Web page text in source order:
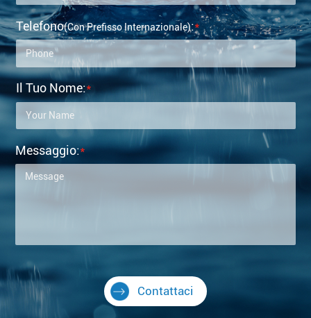
Telefono(con Prefisso Internazionale):*
Il Tuo Nome:*
Messaggio:*
Contattaci